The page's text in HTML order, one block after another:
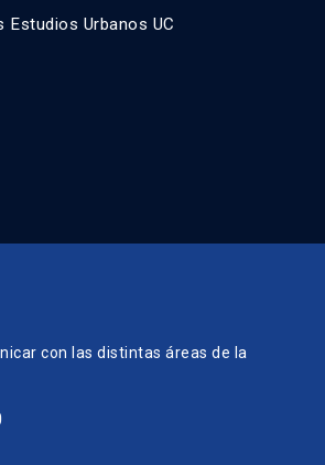
Urbanos UC
con las distintas áreas de la